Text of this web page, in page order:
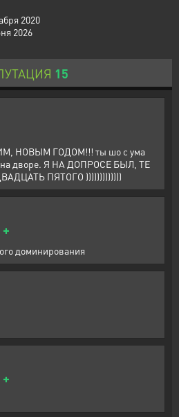
2020
2026
15
НОВЫМ ГОДОМ!!! ты шо с ума
на дворе. Я НА ДОПРОСЕ БЫЛ, ТЕ
ПЯТОГО )))))))))))))
+
доминирования
+